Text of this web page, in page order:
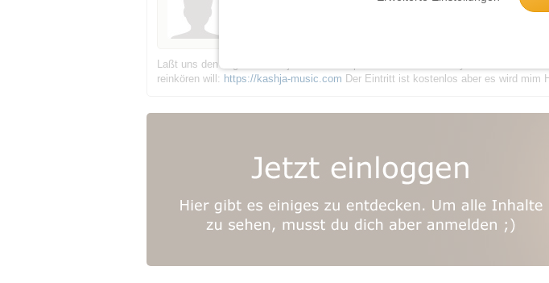
Laßt uns den Tag mit "Kashja" und dem Spezial Polka-Balkan-Style im KultCafe
reinkören will: https://kashja-music.com Der Eintritt ist kostenlos aber es wird mim